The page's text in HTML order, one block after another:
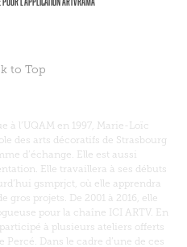
to Top
à l’UQAM en 1997, Marie-Loïc
des arts décoratifs de Strasbourg
d’échange. Elle est aussi
Elle travaillera à ses débuts
gsmprjct, où elle apprendra
gros projets. De 2001 à 2016, elle
pour la chaîne ICI ARTV. En
à plusieurs ateliers offerts
Percé. Dans le cadre d’une de ces